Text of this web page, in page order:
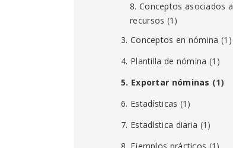
8. Conceptos asociados a
recursos (1)
3. Conceptos en nómina (1)
4. Plantilla de nómina (1)
5. Exportar nóminas (1)
6. Estadísticas (1)
7. Estadística diaria (1)